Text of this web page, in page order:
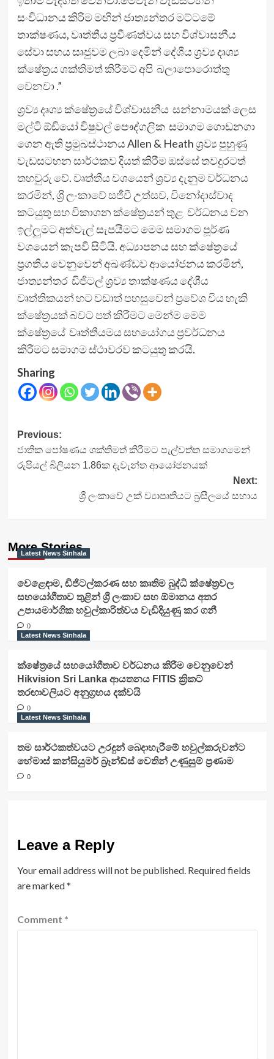
සංවිධානය කිරිම මඟින් ජාත්‍යන්තර මට්ටමේ
තාක්ෂණය, වෘත්තීය ප්‍රවීණත්වය සහ විශ්වාසනීය
සේවා සහය සෘජුවම ලබා දෙමින් දේශීය ශ්‍රව්‍ය දෘශ්‍ය
ක්ෂේත්‍රය ශක්තිමත් කිරීමට අපි බලාපොරොත්තු
වෙනවා .”
ශ්‍රව්‍ය දෘශ්‍ය ක්ෂේත්‍රයේ විශ්වාසනීය සන්නාමයක් ලෙස
මල්ටි ඕඩියෝ විෂුවල් පෞද්ගලික සමාගම ගොඩනගා
ගෙන ඇති ප්‍රමුඛස්ථානය Allen & Heath ශ්‍රව්‍ය පුහුණු
වැඩසටහන සාර්ථකව දියත් කිරීම ඔස්සේ තවදුරටත්
තහවුරු වේ. වෘත්තීය වශයෙන් ශ්‍රව්‍ය දැනුම වර්ධනය
කරමින්, ශ්‍රී ලංකාවේ සජීවී උත්සව, විනෝදාස්වාද
කටයුතු සහ විකාශන ක්ෂේත්‍රයන් තුළ වර්ධනය වන
ඉල්ලුමට අත්වැල් සැපයීමට මෙම සමාගම පූර්ණ
වශයෙන් කැපවී සිටියි. අධ්‍යාපනය සහ ක්ෂේත්‍රයේ
ප්‍රගතිය වෙනුවෙන් අඛණ්ඩව ආයෝජනය කරමින්,
ජාත්‍යන්තර ඩිජිටල් ශ්‍රව්‍ය තාක්ෂණය දේශීය
වෘත්තිකයන් හට වඩාත් පහසුවෙන් ප්‍රවේශ විය හැකි
ක්ෂේත්‍රයක් බවට පත් කිරීමට මෙන්ම මෙම
ක්ෂේත්‍රයේ වෘත්තීයමය සහයෝගය ප්‍රවර්ධනය
කිරීමට සමාගම ස්ථාවරව කටයුතු කරයි.
Sharing
Post
navigation
Previous:
ජාතික පෝෂණය ශක්තිමත් කිරීමට පැල්වත්ත සමාගමෙන්
රුපියල් බිලියන 1.86ක දැවැන්ත ආයෝජනයක්
Next:
ශ්‍රී ලංකාවේ උක් ව්‍යාපෘතියට බ්‍රසීලයේ සහාය
More Stories
Latest News Sinhala
වෙළෙඳාම, ඩිජිටල්කරණ සහ කෘතිම බුද්ධි ක්ෂේත්‍රවල
සහයෝගීතාව තුළින් ශ්‍රී ලංකාව සහ ඕමානය අතර
උපායමාර්ගික හවුල්කාරිත්වය වැඩිදියුණු කර ගනී
0
Latest News Sinhala
ක්ෂේත්‍රයේ සහයෝගීතාව වර්ධනය කිරීම වෙනුවෙන්
Hikvision Sri Lanka ආයතනය FITIS ක්‍රිකට්
තරඟාවලියට අනුග්‍රහය දක්වයි
0
Latest News Sinhala
තම සාර්ථකත්වයට උරදුන් බෙදාහැරීමේ හවුල්කරුවන්ට
හේමාස් කන්සියුමර් බ්‍රෑන්ඩ්ස් වෙතින් උණුසුම් ප්‍රණාම
0
Leave a Reply
Your email address will not be published. Required fields
are marked*
Comment *